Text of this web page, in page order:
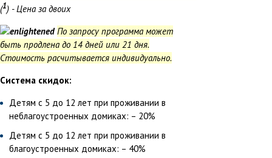
(1) - Цена за двоих
По запросу программа может
быть продлена до 14 дней или 21 дня.
Стоимость расчитывается индивидуально.
Система скидок:
Детям с 5 до 12 лет при проживании в
неблагоустроенных домиках: – 20%
Детям с 5 до 12 лет при проживании в
благоустроенных домиках: – 40%